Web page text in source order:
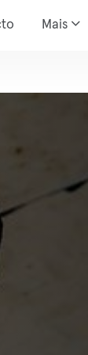
Mais